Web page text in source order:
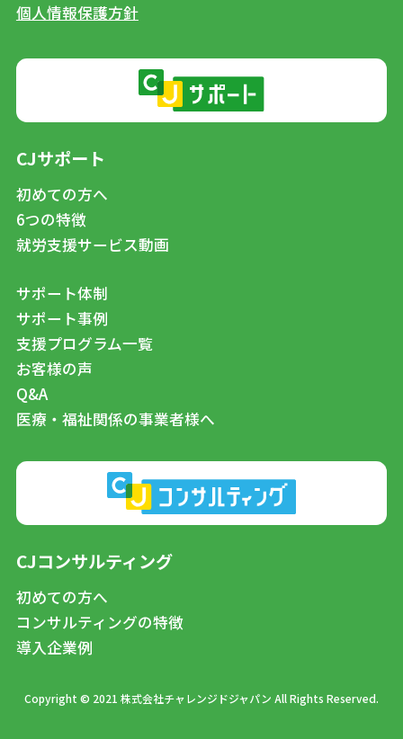
個人情報保護方針
CJサポート
初めての方へ
6つの特徴
就労支援サービス動画
サポート体制
サポート事例
支援プログラム一覧
お客様の声
Q&A
医療・福祉関係の事業者様へ
CJコンサルティング
初めての方へ
コンサルティングの特徴
導入企業例
Copyright © 2021 株式会社チャレンジドジャパン All Rights Reserved.